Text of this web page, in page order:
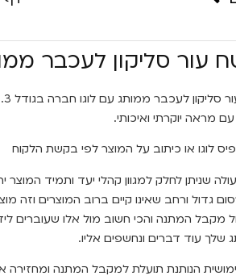
עור סליקון לעכבר
מראה יוקרתי ואיכותי.
לוגו או כיתוב על המוצר לפי בקשת הלקוח
שניתן לחלק למגוון קהלי יעד ותמיד המוצר
גדול ורחב שאינו קיים ברוב המוצרים וזה
מקבל המתנה והכי חשוב מול אלו שעוברים
שלך עוד דברים ונחשפים אליו.
הנותנת תועלת למקבל המתנה ומחזירה